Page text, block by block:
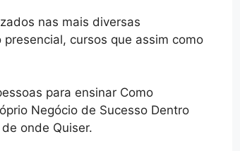
nas mais diversas
cursos que assim como
para ensinar Como
Negócio de Sucesso Dentro
onde Quiser.